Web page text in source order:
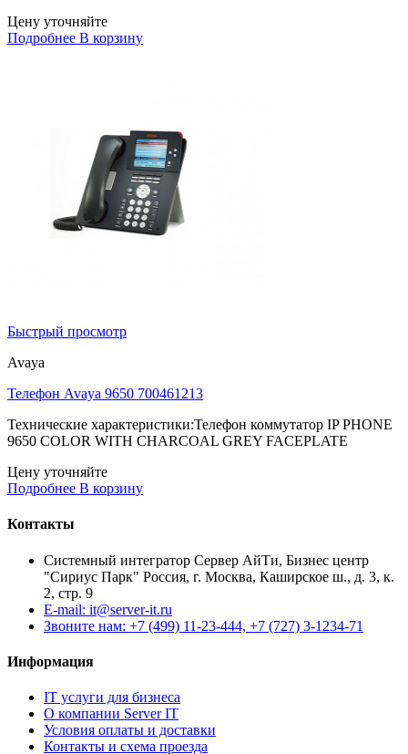
Цену уточняйте
Подробнее В корзину
Быстрый просмотр
Avaya
Телефон Avaya 9650 700461213
Технические характеристики:Телефон коммутатор IP PHONE
9650 COLOR WITH CHARCOAL GREY FACEPLATE
Цену уточняйте
Подробнее В корзину
Контакты
Системный интегратор Сервер АйТи, Бизнес центр
"Сириус Парк" Россия, г. Москва, Каширское ш., д. 3, к.
2, стр. 9
E-mail: it@server-it.ru
Звоните нам: +7 (499) 11-23-444, +7 (727) 3-1234-71
Информация
IT услуги для бизнеса
О компании Server IT
Условия оплаты и доставки
Контакты и схема проезда